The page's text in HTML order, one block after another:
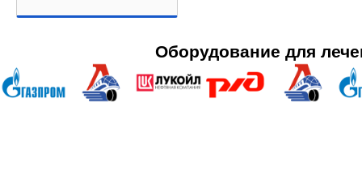
Оборудование для